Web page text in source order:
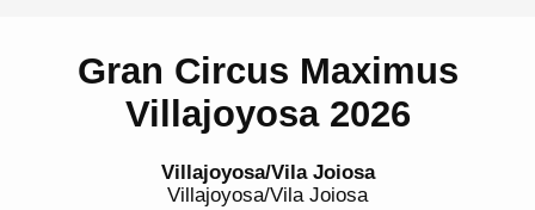
Gran Circus Maximus
Villajoyosa 2026
Villajoyosa/Vila Joiosa
Villajoyosa/Vila Joiosa